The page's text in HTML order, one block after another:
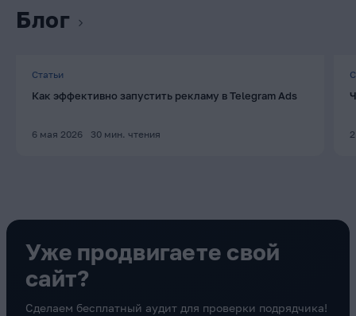
Блог
Статьи
Как эффективно запустить рекламу в Telegram Ads
6 мая 2026 30 мин. чтения
Уже продвигаете свой
сайт?
Сделаем бесплатный аудит для проверки подрядчика!